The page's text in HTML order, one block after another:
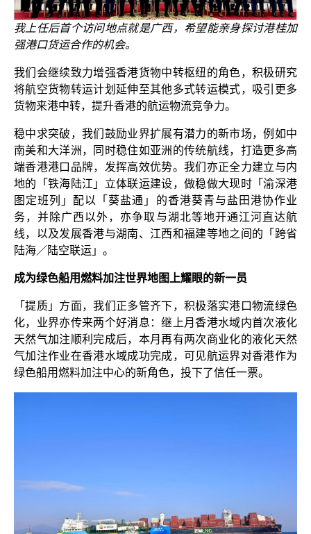
我上任后首个访问地点就是广西，希望能亲身探讨港桂加
强港口货运合作的机会。
我们会继续致力增强香港货物中转枢纽的角色，积极研究
将航空货物转运计划延伸至其他多式转运模式，吸引更多
货物来港中转，提升香港的航运物流竞争力。
稳中求突破，我们鼓励业界扩展有潜力的新市场，例如中
南美和大洋洲，同时稳住如亚洲的传统航线，打造更多高
端香港港口品牌，发挥高效优势。我们亦正全力建立与内
地的「铁海陆江」立体联运建设，做稳做大现时「渝深港
图定班列」配以「葵盐通」的香港葵青与盐田港协作业
务，并除广西以外，亦争取与湖北等地开通江河直达航
线，以及发展香港与湖南、江西和福建等地之间的「跨省
陆海／陆空联运」。
成为绿色船用燃料加注世界地图上耀眼的新一员
「提质」方面，我们正多管齐下，积极落实港口物流绿色
化，业界亦传来两个好消息：继上月香港水域内首次液化
天然气加注顺利完成后，本月再有两次商业化的液化天然
气加注作业在香港水域成功完成，可见航运界对香港作为
绿色船用燃料加注中心的新角色，投下了信任一票。